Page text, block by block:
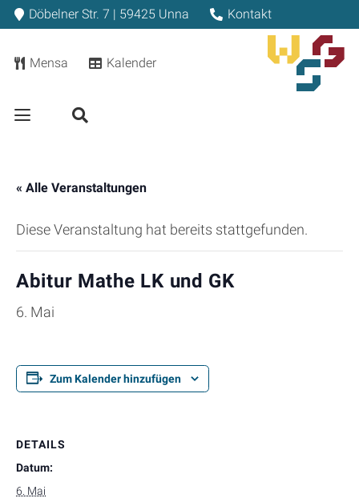
Döbelner Str. 7 | 59425 Unna Kontakt
Mensa Kalender
« Alle Veranstaltungen
Diese Veranstaltung hat bereits stattgefunden.
Abitur Mathe LK und GK
6. Mai
Zum Kalender hinzufügen
DETAILS
Datum:
6. Mai